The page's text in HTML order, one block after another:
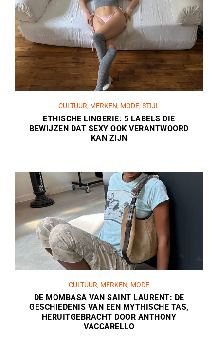
CULTUUR, MERKEN, MODE,STIJL
ETHISCHE LINGERIE: 5 LABELS DIE
BEWIJZEN DAT SEXY OOK VERANTWOORD
KAN ZIJN
CULTUUR, MERKEN, MODE
DE MOMBASA VAN SAINT LAURENT: DE
GESCHIEDENIS VAN EEN MYTHISCHE TAS,
HERUITGEBRACHT DOOR ANTHONY
VACCARELLO